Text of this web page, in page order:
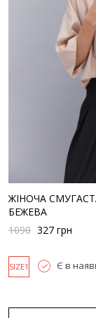
ЖІНОЧА
БЕЖЕВА
1090 327 грн
SIZE1 Є в